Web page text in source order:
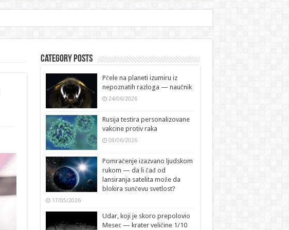
Category Posts
Pčele na planeti izumiru iz
nepoznatih razloga — naučnik
24/06/2026
Rusija testira personalizovane
vakcine protiv raka
08/06/2026
Pomračenje izazvano ljudskom
rukom — da li čađ od
lansiranja satelita može da
blokira sunčevu svetlost?
17/05/2026
Udar, koji je skoro prepolovio
Mesec — krater veličine 1/10